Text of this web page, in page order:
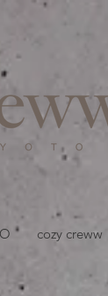
cozy creww